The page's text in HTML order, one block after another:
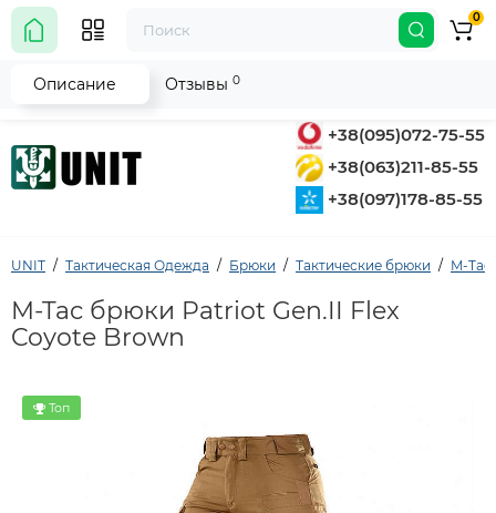
+38(095)072-75-55
+38(063)211-85-55
+38(097)178-85-55
0
UNIT Тактическая Одежда Брюки Тактические брюки M-
M-Tac брюки Patriot Gen.II Flex
Coyote Brown
Топ
Описание Отзывы 0